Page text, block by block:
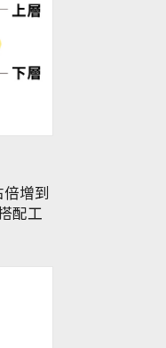
增到
配工